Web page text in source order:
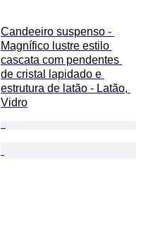
Candeeiro suspenso -
Magnífico lustre estilo
cascata com pendentes
de cristal lapidado e
estrutura de latão - Latão,
Vidro